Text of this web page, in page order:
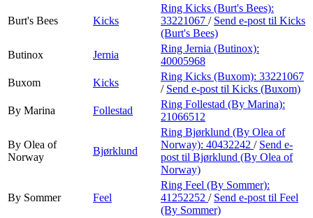
Burt's Bees Kicks
Ring Kicks (Burt's Bees):
33221067 / Send e-post til Kicks
(Burt's Bees)
Butinox
Jernia
Ring Jernia (Butinox):
40005968
Buxom
Kicks
Ring Kicks (Buxom): 33221067
/ Send e-post til Kicks (Buxom)
By Marina
Follestad
Ring Follestad (By Marina):
21066512
By Olea of
Norway
Bjørklund
Ring Bjørklund (By Olea of
Norway): 40432242 / Send e-
post til Bjørklund (By Olea of
Norway)
By Sommer Feel
Ring Feel (By Sommer):
41252252 / Send e-post til Feel
(By Sommer)